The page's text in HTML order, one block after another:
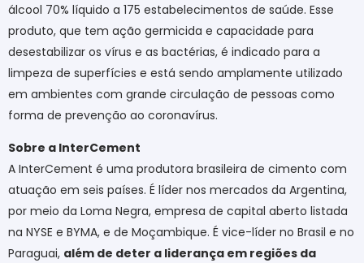
álcool 70% líquido a 175 estabelecimentos de saúde. Esse
produto, que tem ação germicida e capacidade para
desestabilizar os vírus e as bactérias, é indicado para a
limpeza de superfícies e está sendo amplamente utilizado
em ambientes com grande circulação de pessoas como
forma de prevenção ao coronavírus.
Sobre a InterCement
A InterCement é uma produtora brasileira de cimento com
atuação em seis países. É líder nos mercados da Argentina,
por meio da Loma Negra, empresa de capital aberto listada
na NYSE e BYMA, e de Moçambique. É vice-líder no Brasil e no
Paraguai, além de deter a liderança em regiões da